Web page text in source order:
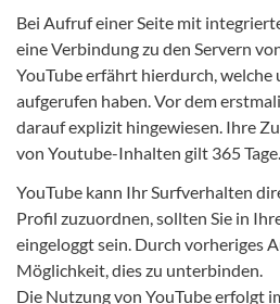
Bei Aufruf einer Seite mit
eine Verbindung zu den Servern
YouTube erfährt hierdurch, welche
aufgerufen haben. Vor dem
darauf explizit hingewiesen. Ihre
von Youtube-Inhalten gilt 365 Tage.
YouTube kann Ihr Surfverhalten
Profil zuzuordnen, sollten Sie in
eingeloggt sein. Durch vorheriges
Möglichkeit, dies zu unterbinden.
Die Nutzung von YouTube erfolgt